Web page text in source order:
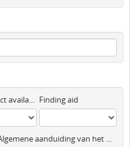
Digitaal object available Finding aid
Algemene aanduiding van het materiaal